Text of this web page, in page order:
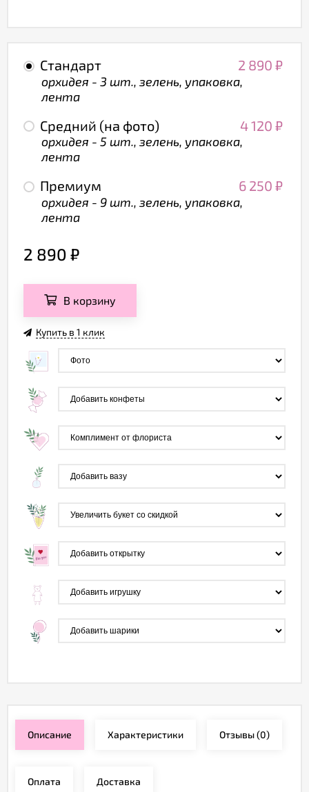
Стандарт 2 890 ₽
орхидея - 3 шт., зелень, упаковка,
лента
Средний (на фото) 4 120 ₽
орхидея - 5 шт., зелень, упаковка,
лента
Премиум 6 250 ₽
орхидея - 9 шт., зелень, упаковка,
лента
2 890 ₽
В корзину
Купить в 1 клик
Описание Характеристики Отзывы(0)
Оплата Доставка